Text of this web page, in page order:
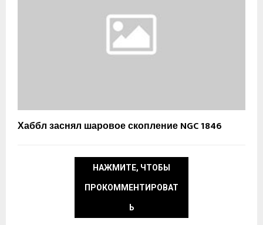
Хаббл заснял шаровое скопление NGC 1846
НАЖМИТЕ, ЧТОБЫ
ПРОКОММЕНТИРОВАТ
Ь